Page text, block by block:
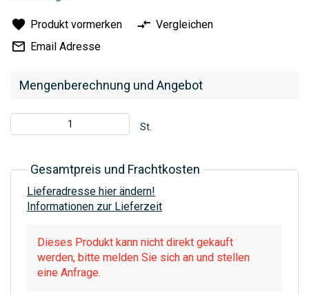
Mengenberechnung und Angebot
St.
Gesamtpreis und Frachtkosten
Lieferadresse hier ändern!
Informationen zur Lieferzeit
Dieses Produkt kann nicht direkt gekauft
werden, bitte melden Sie sich an und stellen
eine Anfrage.
Produkt vormerken
Vergleichen
Email Adresse